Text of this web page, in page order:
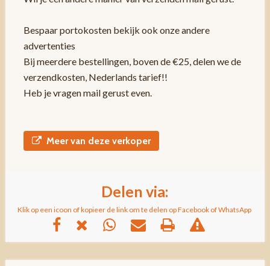
Bespaar portokosten bekijk ook onze andere
advertenties
Bij meerdere bestellingen, boven de €25, delen we de
verzendkosten, Nederlands tarief!!
Heb je vragen mail gerust even.
Meer van deze verkoper
Delen via:
Klik op een icoon of kopieer de link om te delen op Facebook of WhatsApp